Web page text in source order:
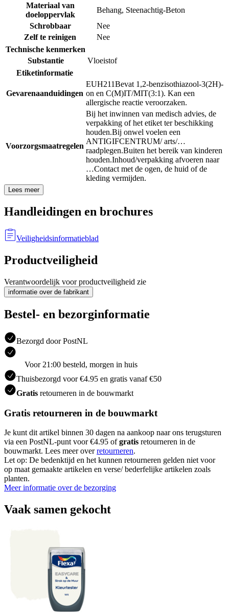
Materiaal van
doeloppervlak
Behang, Steenachtig-Beton
Schrobbaar
Nee
Zelf te reinigen
Nee
Technische kenmerken
Substantie
Vloeistof
Etiketinformatie
Gevarenaanduidingen
EUH211Bevat 1,2-benzisothiazool-3(2H)-
on en C(M)IT/MIT(3:1). Kan een
allergische reactie veroorzaken.
Voorzorgsmaatregelen
Bij het inwinnen van medisch advies, de
verpakking of het etiket ter beschikking
houden.Bij onwel voelen een
ANTIGIFCENTRUM/ arts/…
raadplegen.Buiten het bereik van kinderen
houden.Inhoud/verpakking afvoeren naar
…Contact met de ogen, de huid of de
kleding vermijden.
Lees meer
Handleidingen en brochures
Veiligheidsinformatieblad
Productveiligheid
Verantwoordelijk voor productveiligheid zie
informatie over de fabrikant
Bestel- en bezorginformatie
Bezorgd door PostNL
Voor 21:00 besteld, morgen in huis
Thuisbezorgd voor €4.95 en gratis vanaf €50
Gratis retourneren in de bouwmarkt
Gratis retourneren in de bouwmarkt
Je kunt dit artikel binnen 30 dagen na aankoop naar ons terugsturen
via een PostNL-punt voor €4.95 ofgratis retourneren in de
bouwmarkt. Lees meer overretourneren.
Let op: De bedenktijd en het kunnen retourneren gelden niet voor
op maat gemaakte artikelen en verse/ bederfelijke artikelen zoals
planten.
Meer informatie over de bezorging
Vaak samen gekocht